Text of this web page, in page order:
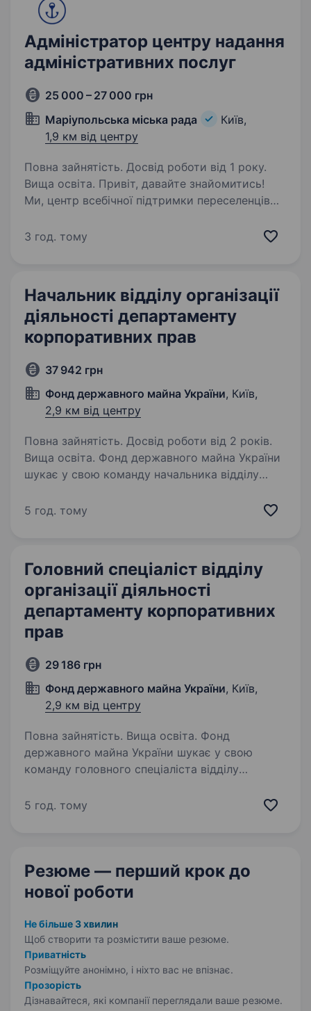
Адміністратор центру надання
адміністративних послуг
25 000 – 27 000 грн
Маріупольська міська рада
Київ,
1,9 км від центру
Повна зайнятість. Досвід роботи від 1 року.
Вища освіта. Привіт, давайте знайомитись!
Ми, центр всебічної підтримки переселенців
допомога на початку нового життя! Сьогодні
3 год. тому
Начальник відділу організації
діяльності департаменту
корпоративних прав
37 942 грн
Фонд державного майна України, Київ,
2,9 км від центру
Повна зайнятість. Досвід роботи від 2 років.
Вища освіта. Фонд державного майна України
шукає у свою команду начальника відділу
корпоративних прав Що ми пропонуємо?
5 год. тому
Головний спеціаліст відділу
організації діяльності
департаменту корпоративних
прав
29 186 грн
Фонд державного майна України, Київ,
2,9 км від центру
Повна зайнятість. Вища освіта. Фонд
державного майна України шукає у свою
команду головного спеціаліста відділу
корпоративних прав Що ми пропонуємо?
5 год. тому
Резюме — перший крок до
нової роботи
Не більше 3 хвилин
Щоб створити та розмістити ваше резюме.
Приватність
Розміщуйте анонімно, і ніхто вас не впізнає.
Прозорість
Дізнавайтеся, які компанії переглядали ваше резюме.